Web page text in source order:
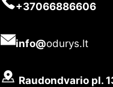
+37066886606
info@odurys.lt
Raudondvario pl.